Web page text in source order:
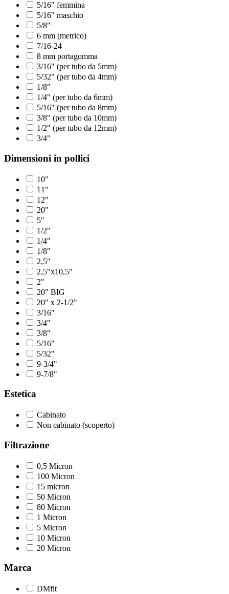
5/16" femmina
5/16" maschio
5/8"
6 mm (metrico)
7/16-24
8 mm portagomma
3/16" (per tubo da 5mm)
5/32" (per tubo da 4mm)
1/8"
1/4" (per tubo da 6mm)
5/16" (per tubo da 8mm)
3/8" (per tubo da 10mm)
1/2" (per tubo da 12mm)
3/4"
Dimensioni in pollici
10"
11"
12"
20"
5"
1/2"
1/4"
1/8"
2,5"
2,5"x10,5"
2"
20" BIG
20" x 2-1/2"
3/16"
3/4"
3/8"
5/16"
5/32"
9-3/4"
9-7/8"
Estetica
Cabinato
Non cabinato (scoperto)
Filtrazione
0,5 Micron
100 Micron
15 micron
50 Micron
80 Micron
1 Micron
5 Micron
10 Micron
20 Micron
Marca
DMfit